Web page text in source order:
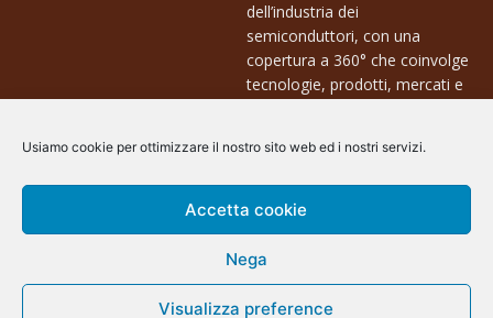
Usiamo cookie per ottimizzare il nostro sito web ed i nostri servizi.
Accetta cookie
Nega
Visualizza preference
dell’industria dei
semiconduttori, con una
copertura a 360° che coinvolge
tecnologie, prodotti, mercati e
Contatti:
info@arscommunication.it
@ArsCommunication 2023